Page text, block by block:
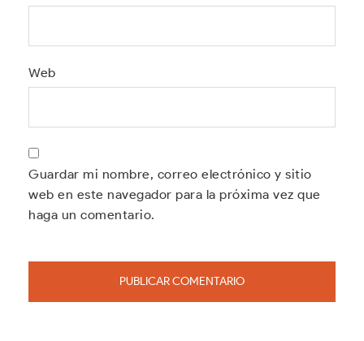
Web
Guardar mi nombre, correo electrónico y sitio
web en este navegador para la próxima vez que
haga un comentario.